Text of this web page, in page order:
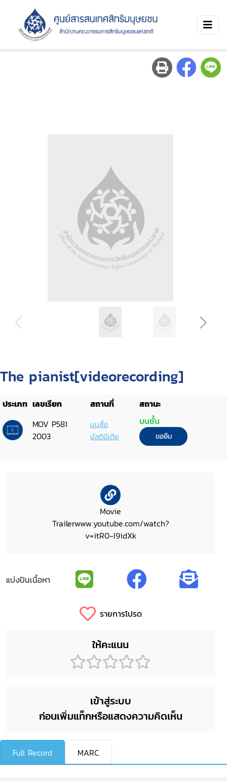
The pianist[videorecording]
ประเภท เลขเรียก สถานที่
สถานะ
MOV P581
2003
มุมสื่อ
มัลติมีเดีย
บนชั้น
ขอยืม
Movie
Trailerwww.youtube.com/watch?
v=itR0-I9idXk‎
แบ่งปันเนื้อหา
รายการโปรด
ให้คะแนน
เข้าสู่ระบบ
ก่อนเพิ่มแท็กหรือแสดงความคิดเห็น
Full Record MARC